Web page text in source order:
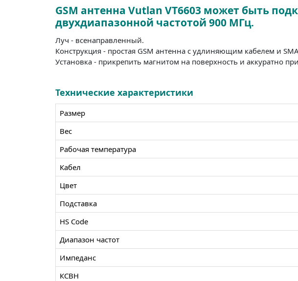
GSM антенна Vutlan VT6603 может быть
двухдиапазонной частотой 900 МГц.
Луч - всенаправленный.
Конструкция - простая GSM антенна с удлиняющим кабелем и
Установка - прикрепить магнитом на поверхность и аккуратно
Технические характеристики
Размер
Вес
Рабочая температура
Кабел
Цвет
Подставка
HS Code
Диапазон частот
Импеданс
КСВН